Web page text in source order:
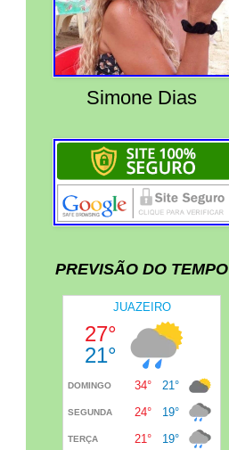
Simone Dias
PREVISÃO DO TEMPO